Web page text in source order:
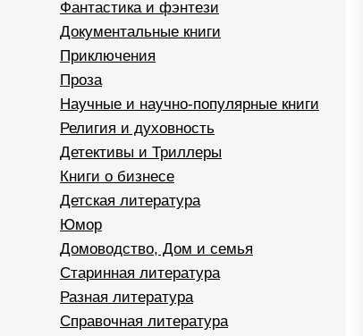
Фантастика и фэнтези
Документальные книги
Приключения
Проза
Научные и научно-популярные книги
Религия и духовность
Детективы и Триллеры
Книги о бизнесе
Детская литература
Юмор
Домоводство, Дом и семья
Старинная литература
Разная литература
Справочная литература